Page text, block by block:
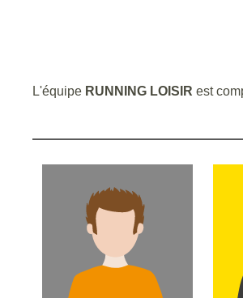
L'équipe RUNNING LOISIR est